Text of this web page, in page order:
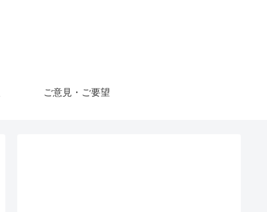
ご意見・ご要望